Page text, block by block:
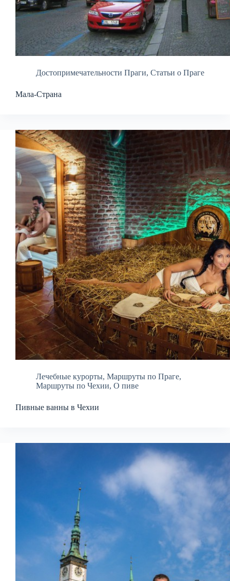
Достопримечательности Праги, Статьи о Праге
Мала-Страна
Лечебные курорты, Маршруты по Праге,
Маршруты по Чехии, О пиве
Пивные ванны в Чехии